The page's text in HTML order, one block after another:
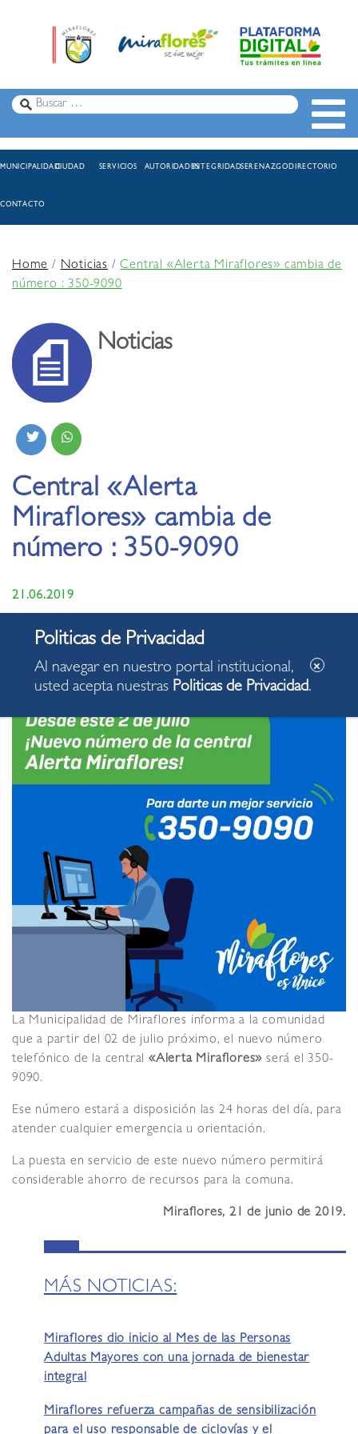
MUNICIPALIDADCIUDAD SERVICIOS AUTORIDADESINTEGRIDADSERENAZGODIRECTORIO
CONTACTO
Home/Noticias /Central «Alerta Miraflores» cambia de
número : 350-9090
Noticias
Central «Alerta
Miraflores» cambia de
número : 350-9090
21.06.2019
Cambio permitirá ahorro y estará a disposición las
La Municipalidad de Miraflores informa a la comunidad
que a partir del 02 de julio próximo, el nuevo número
telefónico de la central«Alerta Miraflores» será el 350-
9090.
Ese número estará a disposición las 24 horas del día, para
atender cualquier emergencia u orientación.
La puesta en servicio de este nuevo número permitirá
considerable ahorro de recursos para la comuna.
Miraflores, 21 de junio de 2019.
MÁS NOTICIAS:
Miraflores dio inicio al Mes de las Personas
Adultas Mayores con una jornada de bienestar
integral
Miraflores refuerza campañas de sensibilización
para el uso responsable de ciclovías y el
Al navegar en nuestro portal institucional,
usted acepta nuestras Politicas de Privacidad.